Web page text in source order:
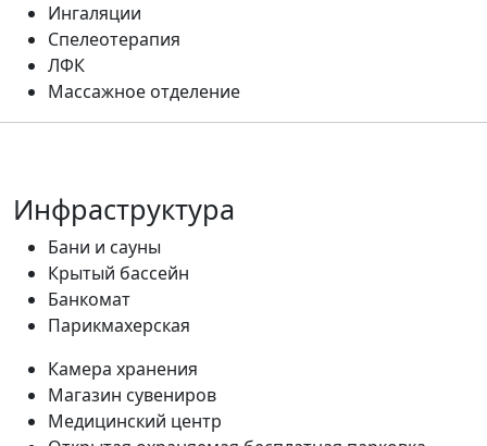
Ингаляции
Спелеотерапия
ЛФК
Массажное отделение
Инфраструктура
Бани и сауны
Крытый бассейн
Банкомат
Парикмахерская
Камера хранения
Магазин сувениров
Медицинский центр